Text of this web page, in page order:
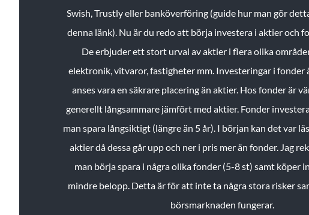
Swish, Trustly eller banköverföring (guide hur man gör
denna länk). Nu är du redo att börja investera i aktier och
De erbjuder ett stort urval av aktier i flera olika
elektronik, vitvaror, fastigheter mm. Investeringar i fonder
anses vara en säkrare placering än aktier. Hos fonder är
generellt långsammare jämfört med aktier. Fonder
man spara långsiktigt (längre än 5 år). I början kan det var
aktier då dessa går upp och ner i pris mer än fonder. Jag
man börja spara i några olika fonder (5-8 st) samt köper
mindre belopp. Detta är för att inte ta några stora risker
börsmarknaden fungerar.